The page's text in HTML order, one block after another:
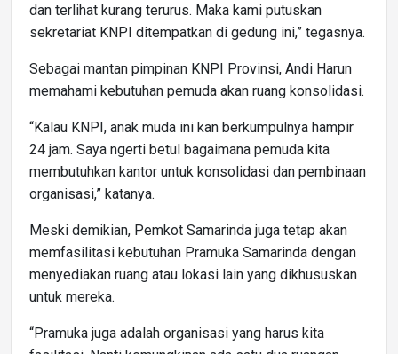
dan terlihat kurang terurus. Maka kami putuskan
sekretariat KNPI ditempatkan di gedung ini,” tegasnya.
Sebagai mantan pimpinan KNPI Provinsi, Andi Harun
memahami kebutuhan pemuda akan ruang konsolidasi.
“Kalau KNPI, anak muda ini kan berkumpulnya hampir
24 jam. Saya ngerti betul bagaimana pemuda kita
membutuhkan kantor untuk konsolidasi dan pembinaan
organisasi,” katanya.
Meski demikian, Pemkot Samarinda juga tetap akan
memfasilitasi kebutuhan Pramuka Samarinda dengan
menyediakan ruang atau lokasi lain yang dikhususkan
untuk mereka.
“Pramuka juga adalah organisasi yang harus kita